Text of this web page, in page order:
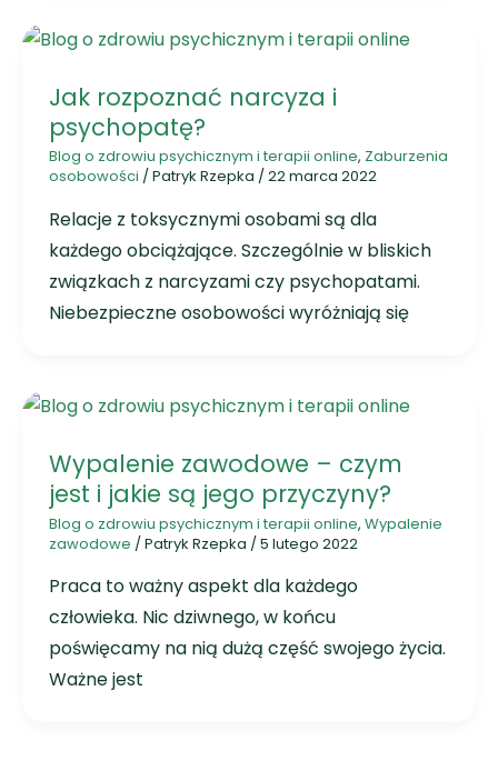
Jak rozpoznać narcyza i
psychopatę?
Blog o zdrowiu psychicznym i terapii online, Zaburzenia
osobowości / Patryk Rzepka / 22 marca 2022
Relacje z toksycznymi osobami są dla
każdego obciążające. Szczególnie w bliskich
związkach z narcyzami czy psychopatami.
Niebezpieczne osobowości wyróżniają się
Wypalenie zawodowe – czym
jest i jakie są jego przyczyny?
Blog o zdrowiu psychicznym i terapii online, Wypalenie
zawodowe /Patryk Rzepka /5 lutego 2022
Praca to ważny aspekt dla każdego
człowieka. Nic dziwnego, w końcu
poświęcamy na nią dużą część swojego życia.
Ważne jest